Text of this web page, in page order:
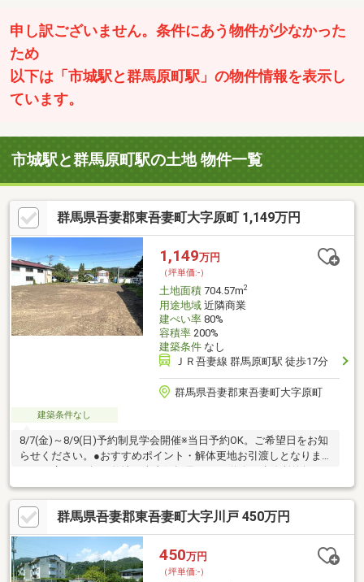
申し訳ございません。条件にあう物件が少なかった
ため
以下は「市城駅と群馬原町駅」の物件情報を表示し
ています。
市城駅と群馬原町駅の土地 物件一覧
群馬県吾妻郡東吾妻町大字原町 1,149万円
1,149万円
（坪単価:-）
土地面積704.57m2
用途地域近隣商業
建ぺい率80%
容積率200%
建築条件なし
ＪＲ吾妻線 群馬原町駅 徒歩17分
群馬県吾妻郡東吾妻町大字原町
建築条件なし
8/7(金)～8/9(日)予約制見学会開催※当日予約OK。ご希望日をお知
らせください。●おすすめポイント・解体更地お引渡しとなりま
す。・広々213坪の敷地、南東側幅員10ｍの道路、建築所兼無
し。●周辺施設原町小学校まで約650ｍ（徒歩9分）、東吾妻中学
校まで約900m（徒歩12分）ですので通学に便利な立地です。また
周辺にコンビニやスーパーも揃っておりますので、お子様と便利
な暮らしをしたい方は、ぜひ現地をご確認下さい。お好きなメー
カーで建築できますので、お気軽にお問い合わせください。
群馬県吾妻郡東吾妻町大字川戸 450万円
450万円
（坪単価:-）